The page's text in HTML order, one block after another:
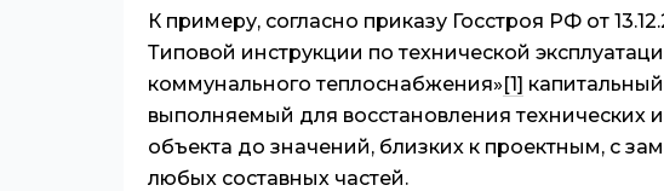
К примеру, согласно приказу Госстроя РФ от
Типовой инструкции по технической
коммунального теплоснабжения»[1]
выполняемый для восстановления технических
объекта до значений, близких к проектным, с
любых составных частей.